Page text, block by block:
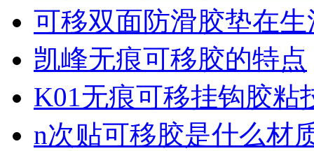
可移双面防滑胶垫在
凯峰无痕可移胶的特点
K01无痕可移挂钩胶粘
n次贴可移胶是什么材